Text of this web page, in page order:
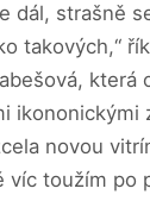
dál, strašně
takových,“
která
ikononickými
novou
víc toužím po